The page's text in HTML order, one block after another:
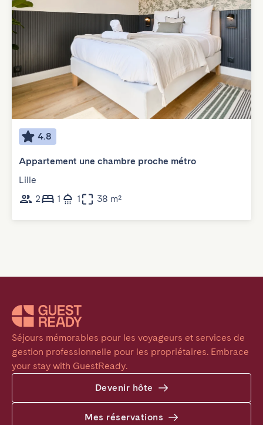
4.8
Appartement une chambre proche métro
Lille
2
1 1 38 m²
Séjours mémorables pour les voyageurs et services de
gestion professionnelle pour les propriétaires. Embrace
your stay with GuestReady.
Devenir hôte
Mes réservations